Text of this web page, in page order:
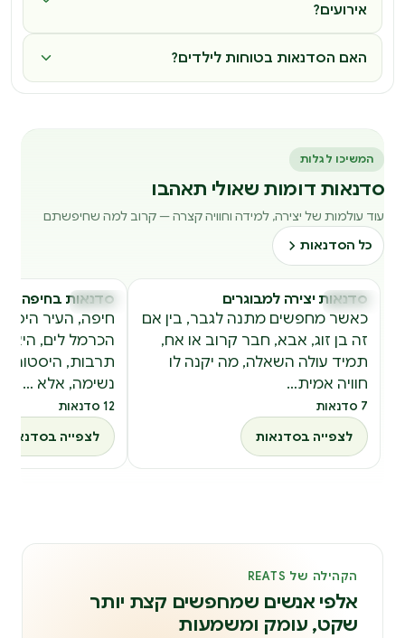
אירועים?
האם הסדנאות בטוחות לילדים?
המשיכו לגלות
סדנאות דומות שאולי תאהבו
עוד עולמות של יצירה, למידה וחוויה קצרה — קרוב למה שחיפשתם
כל הסדנאות
ס
סדנאות
סדנאות יצירה למבוגרים
כאשר מחפשים מתנה לגבר, בין אם
זה בן זוג, אבא, חבר קרוב או אח,
תמיד עולה השאלה, מה יקנה לו
חוויה אמית…
7 סדנאות
לצפייה בסדנאות
ס
סדנאות
סדנאות בחיפה
חיפה, העיר
הכרמל לים, היא
תרבות, היסטוריה
נשימה, אלא …
12 סדנאות
לצפייה בסדנאות
הקהילה של REATS
אלפי אנשים שמחפשים קצת יותר
שקט, עומק ומשמעות